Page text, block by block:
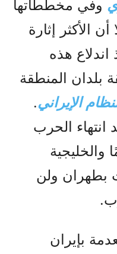
وفي مخططاتها
الأكثر إثارة
اندلاع هذه
بلدان المنطقة
الإيراني.
انتهاء الحرب
والخليجية
ولن
بإيران